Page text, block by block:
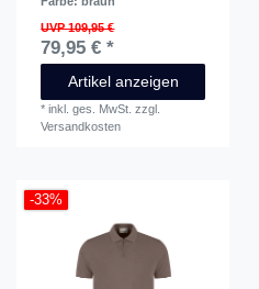
UVP 109,95 €
79,95 € *
Artikel anzeigen
*inkl. ges. MwSt. zzgl.
Versandkosten
-33%